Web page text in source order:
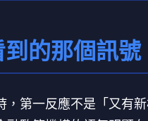
的那個訊號
，第一反應不是「又有